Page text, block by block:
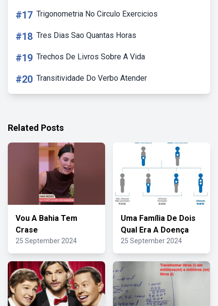
#17 Trigonometria No Circulo Exercicios
#18 Tres Dias Sao Quantas Horas
#19 Trechos De Livros Sobre A Vida
#20 Transitividade Do Verbo Atender
Related Posts
Vou A Bahia Tem
Crase
25 September 2024
Uma Família De Dois
Qual Era A Doença
25 September 2024